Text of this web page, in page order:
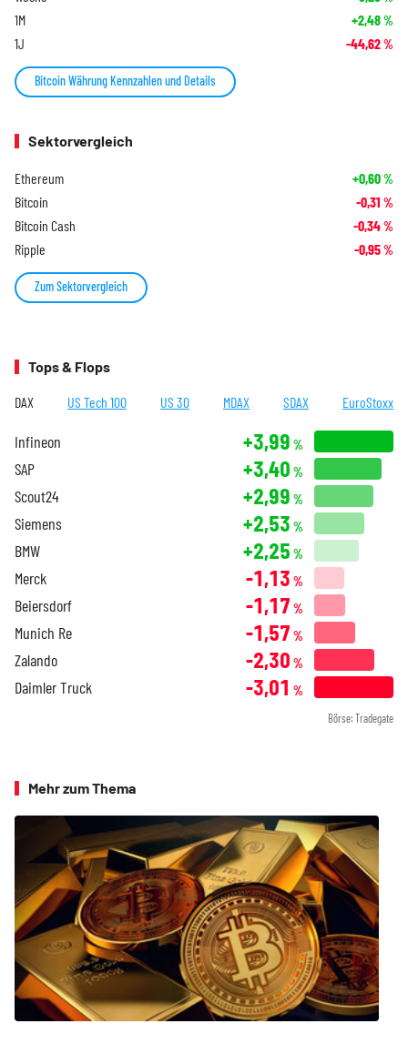
1M +2,48%
1J -44,62%
Bitcoin Währung Kennzahlen und Details
Sektorvergleich
Ethereum +0,60%
Bitcoin -0,31 %
Bitcoin Cash -0,34%
Ripple -0,95%
Zum Sektorvergleich
Tops & Flops
DAX US Tech 100 US 30 MDAX SDAX EuroStoxx
Infineon +3,99 %
SAP +3,40 %
Scout24 +2,99 %
Siemens +2,53 %
BMW +2,25 %
Merck -1,13 %
Beiersdorf -1,17 %
Munich Re -1,57 %
Zalando -2,30 %
Daimler Truck -3,01 %
Börse: Tradegate
Mehr zum Thema